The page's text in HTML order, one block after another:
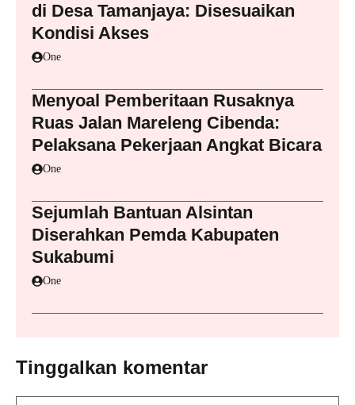
di Desa Tamanjaya: Disesuaikan
Kondisi Akses
One
Menyoal Pemberitaan Rusaknya
Ruas Jalan Mareleng Cibenda:
Pelaksana Pekerjaan Angkat Bicara
One
Sejumlah Bantuan Alsintan
Diserahkan Pemda Kabupaten
Sukabumi
One
Tinggalkan komentar